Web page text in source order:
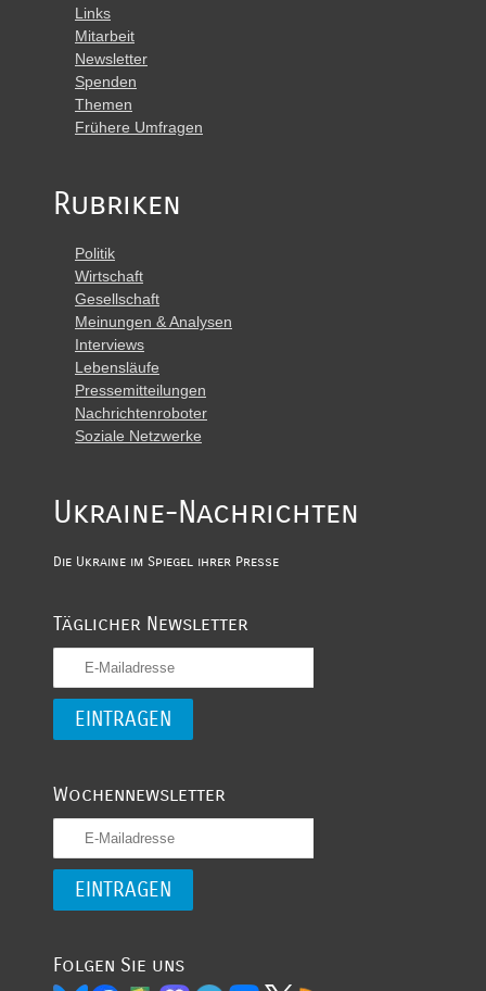
Links
Mitarbeit
Newsletter
Spenden
Themen
Frühere Umfragen
Rubriken
Politik
Wirtschaft
Gesellschaft
Meinungen & Analysen
Interviews
Lebensläufe
Pressemitteilungen
Nachrichtenroboter
Soziale Netzwerke
Ukraine-Nachrichten
Die Ukraine im Spiegel ihrer Presse
Täglicher Newsletter
Wochennewsletter
Folgen Sie uns